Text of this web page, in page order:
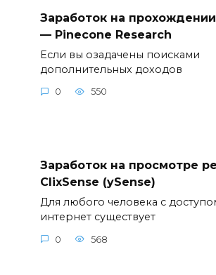
Заработок на
— Pinecone Research
Если вы озадачены поисками
дополнительных доходов
0 550
Заработок на просмотре
ClixSense (ySense)
Для любого человека с
интернет существует
0 568